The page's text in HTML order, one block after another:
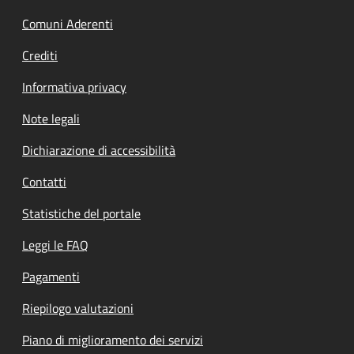
Comuni Aderenti
Crediti
Informativa privacy
Note legali
Dichiarazione di accessibilità
Contatti
Statistiche del portale
Leggi le FAQ
Pagamenti
Riepilogo valutazioni
Piano di miglioramento dei servizi